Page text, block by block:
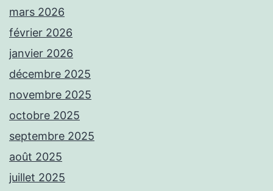
mars 2026
février 2026
janvier 2026
décembre 2025
novembre 2025
octobre 2025
septembre 2025
août 2025
juillet 2025